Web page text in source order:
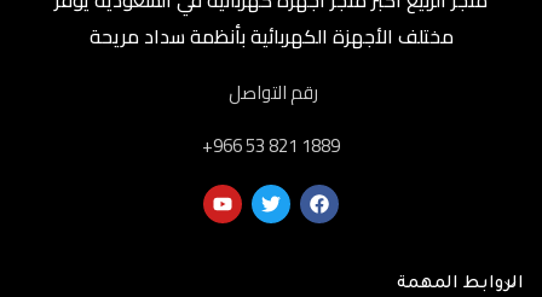
مختلف الأجهزة الكهربائية بأنظمة سداد مريحة
رقم التواصل
‎+966 53 821 1889
الروابط المهمة